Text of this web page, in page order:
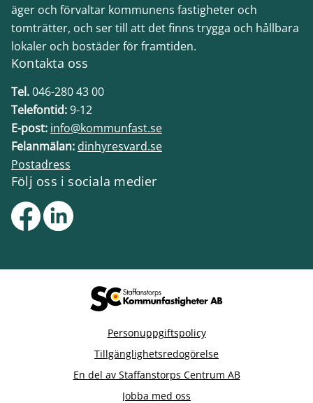
äger och förvaltar kommunens fastigheter och
tomträtter, och ser till att det finns trygga och hållbara
lokaler och bostäder för framtiden.
Kontakta oss
Tel.046-280 43 00
Telefontid:9-12
E-post: info@kommunfast.se
Felanmälan: dinhyresvard.se
Postadress
Följ oss i sociala medier
Personuppgiftspolicy
Tillgänglighetsredogörelse
En del av Staffanstorps Centrum AB
Jobba med oss